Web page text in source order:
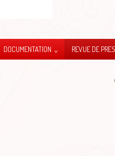
DOCUMENTATION REVUE DE